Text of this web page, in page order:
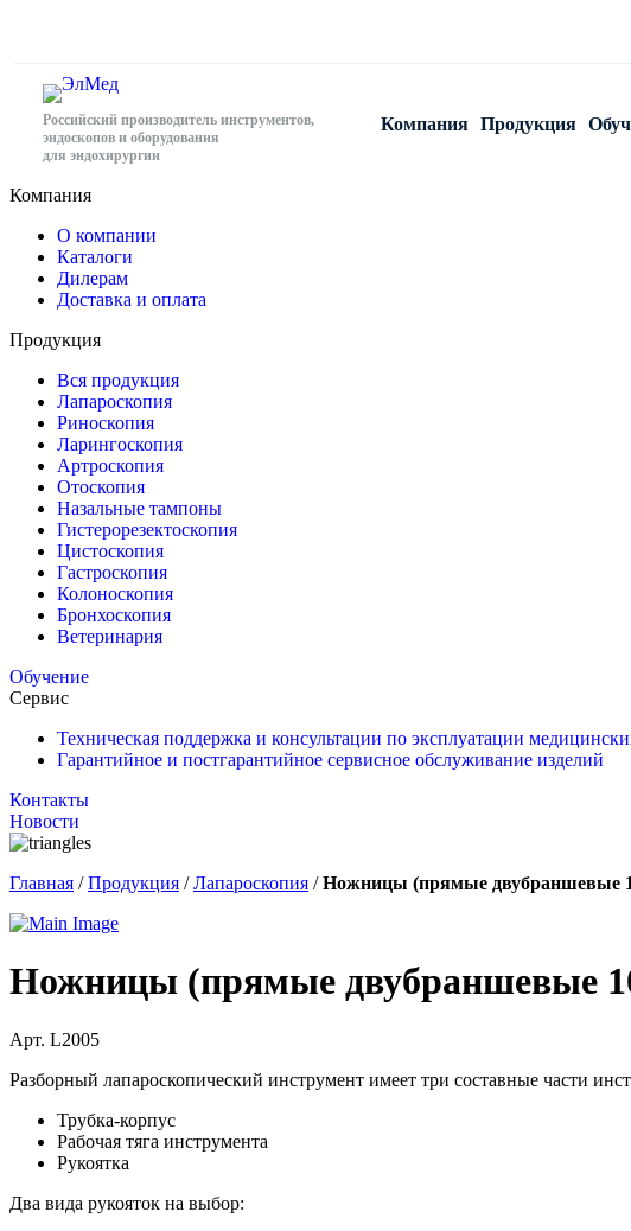
Российский производитель инструментов,
эндоскопов и оборудования
для эндохирургии
Компания Продукция
Компания
О компании
Каталоги
Дилерам
Доставка и оплата
Продукция
Вся продукция
Лапароскопия
Риноскопия
Ларингоскопия
Артроскопия
Отоскопия
Назальные тампоны
Гистерорезектоскопия
Цистоскопия
Гастроскопия
Колоноскопия
Бронхоскопия
Ветеринария
Обучение
Сервис
Техническая поддержка и консультации по эксплуатации
Гарантийное и постгарантийное сервисное обслуживание изделий
Контакты
Новости
Главная /Продукция /Лапароскопия /Ножницы (прямые двубраншевые
Ножницы (прямые двубраншевые
Арт. L2005
Разборный лапароскопический инструмент имеет три составные части
Трубка-корпус
Рабочая тяга инструмента
Рукоятка
Два вида рукояток на выбор: